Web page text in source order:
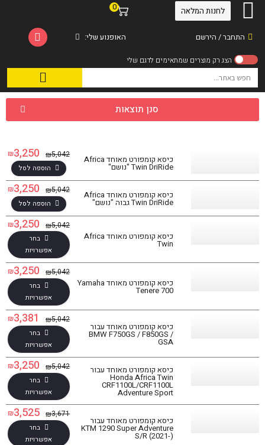
התחבר / הירשם
0
האופנוע שלי:
לחנות המלאה
סנן תוצאות
כיסא קומפורט מאוחד Africa
Twin DriRide "נושם"
₪5,042
₪3,250
הוספה לסל
כיסא קומפורט מאוחד Africa
Twin DriRide גבוה "נושם"
₪5,042
₪3,250
הוספה לסל
כיסא קומפורט מאוחד Africa
Twin
₪5,042
₪3,250
בחר
אפשרויות
כיסא קומפורט מאוחד Yamaha
Tenere 700
₪5,042
₪3,250
בחר
אפשרויות
כיסא קומפורט מאוחד עבור
BMW F750GS / F850GS /
GSA
₪5,042
₪3,381
בחר
אפשרויות
כיסא קומפורט מאוחד עבור
Honda Africa Twin
CRF1100L/CRF1100L
Adventure Sport
₪5,042
₪3,250
בחר
אפשרויות
כיסא קומפורט מאוחד עבור
KTM 1290 Super Adventure
S/R (2021-)
₪3,671
₪3,525
בחר
אפשרויות